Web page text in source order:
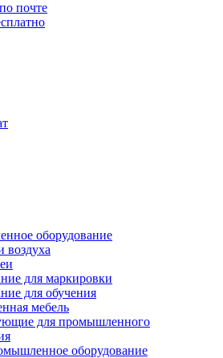
почте
оборудование
воздуха
для маркировки
для обучения
мебель
для промышленного
оборудование